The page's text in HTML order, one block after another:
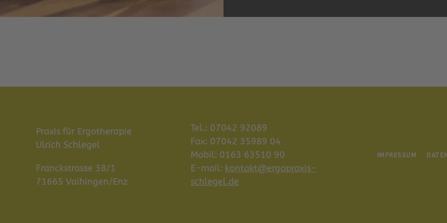
Praxis für Ergotherapie
Ulrich Schlegel
Franckstrasse 38/1
71665 Vaihingen/Enz
Tel.: 07042 92089
Fax: 07042 35989 04
Mobil: 0163 63510 90
E-mail: kontakt@ergopraxis-
schlegel.de
IMPRESSUM